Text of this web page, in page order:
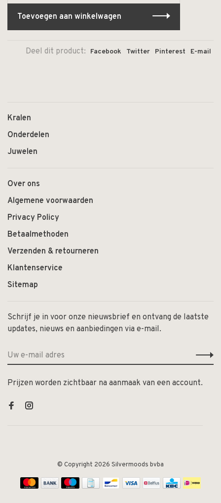
Toevoegen aan winkelwagen
Deel dit product: Facebook Twitter Pinterest E-mail
Kralen
Onderdelen
Juwelen
Over ons
Algemene voorwaarden
Privacy Policy
Betaalmethoden
Verzenden & retourneren
Klantenservice
Sitemap
Schrijf je in voor onze nieuwsbrief en ontvang de laatste
updates, nieuws en aanbiedingen via e-mail.
Prijzen worden zichtbaar na aanmaak van een account.
© Copyright 2026 Silvermoods bvba